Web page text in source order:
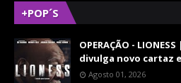
+POP´S
OPERAÇÃO -
divulga novo cartaz
Agosto 01, 2026